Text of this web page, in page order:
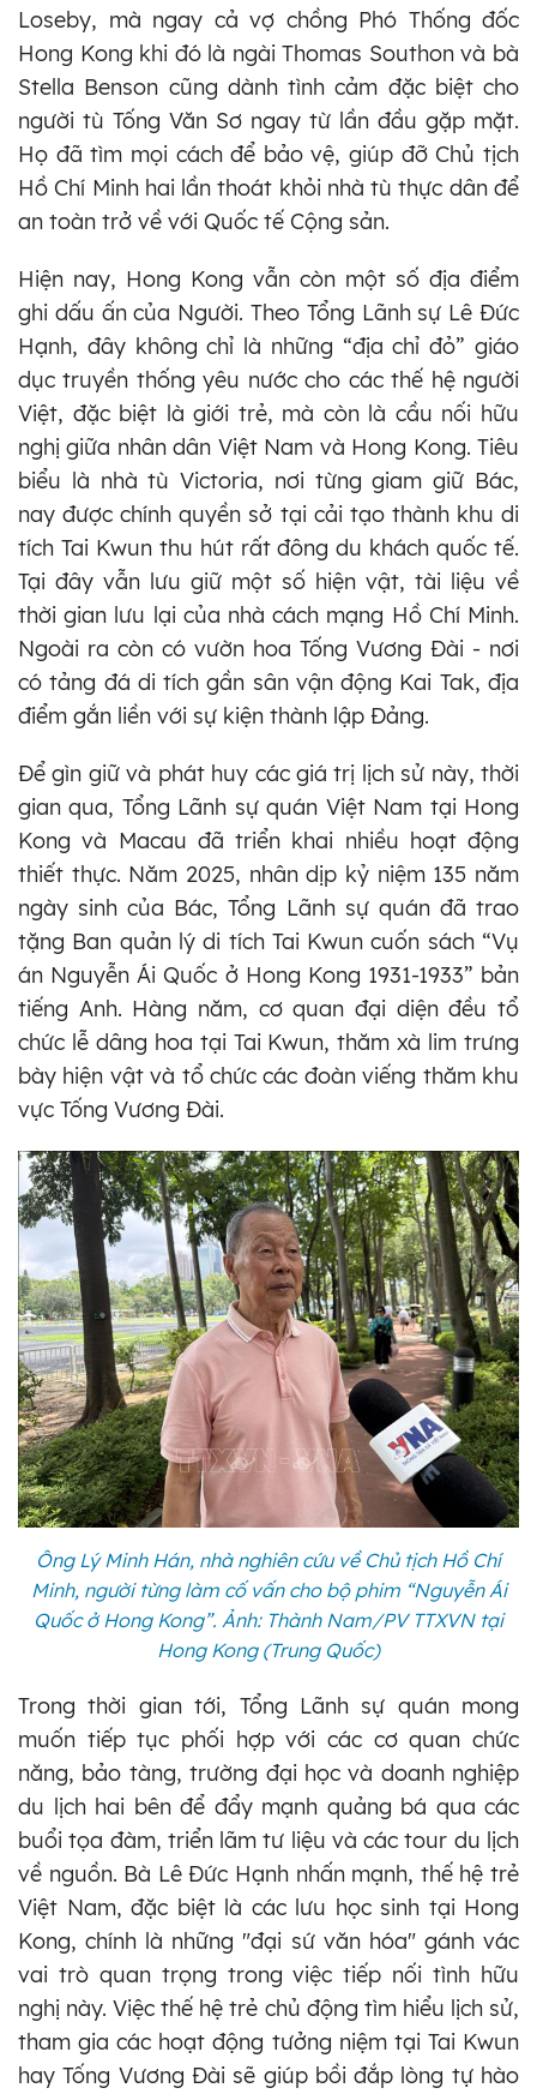
Loseby, mà ngay cả vợ chồng Phó Thống đốc
Hong Kong khi đó là ngài Thomas Southon và bà
Stella Benson cũng dành tình cảm đặc biệt cho
người tù Tống Văn Sơ ngay từ lần đầu gặp mặt.
Họ đã tìm mọi cách để bảo vệ, giúp đỡ Chủ tịch
Hồ Chí Minh hai lần thoát khỏi nhà tù thực dân để
an toàn trở về với Quốc tế Cộng sản.
Hiện nay, Hong Kong vẫn còn một số địa điểm
ghi dấu ấn của Người. Theo Tổng Lãnh sự Lê Đức
Hạnh, đây không chỉ là những “địa chỉ đỏ” giáo
dục truyền thống yêu nước cho các thế hệ người
Việt, đặc biệt là giới trẻ, mà còn là cầu nối hữu
nghị giữa nhân dân Việt Nam và Hong Kong. Tiêu
biểu là nhà tù Victoria, nơi từng giam giữ Bác,
nay được chính quyền sở tại cải tạo thành khu di
tích Tai Kwun thu hút rất đông du khách quốc tế.
Tại đây vẫn lưu giữ một số hiện vật, tài liệu về
thời gian lưu lại của nhà cách mạng Hồ Chí Minh.
Ngoài ra còn có vườn hoa Tống Vương Đài - nơi
có tảng đá di tích gần sân vận động Kai Tak, địa
điểm gắn liền với sự kiện thành lập Đảng.
Để gìn giữ và phát huy các giá trị lịch sử này, thời
gian qua, Tổng Lãnh sự quán Việt Nam tại Hong
Kong và Macau đã triển khai nhiều hoạt động
thiết thực. Năm 2025, nhân dịp kỷ niệm 135 năm
ngày sinh của Bác, Tổng Lãnh sự quán đã trao
tặng Ban quản lý di tích Tai Kwun cuốn sách “Vụ
án Nguyễn Ái Quốc ở Hong Kong 1931-1933” bản
tiếng Anh. Hàng năm, cơ quan đại diện đều tổ
chức lễ dâng hoa tại Tai Kwun, thăm xà lim trưng
bày hiện vật và tổ chức các đoàn viếng thăm khu
vực Tống Vương Đài.
Ông Lý Minh Hán, nhà nghiên cứu về Chủ tịch Hồ Chí
Minh, người từng làm cố vấn cho bộ phim “Nguyễn Ái
Quốc ở Hong Kong”. Ảnh: Thành Nam/PV TTXVN tại
Hong Kong (Trung Quốc)
Trong thời gian tới, Tổng Lãnh sự quán mong
muốn tiếp tục phối hợp với các cơ quan chức
năng, bảo tàng, trường đại học và doanh nghiệp
du lịch hai bên để đẩy mạnh quảng bá qua các
buổi tọa đàm, triển lãm tư liệu và các tour du lịch
về nguồn. Bà Lê Đức Hạnh nhấn mạnh, thế hệ trẻ
Việt Nam, đặc biệt là các lưu học sinh tại Hong
Kong, chính là những "đại sứ văn hóa" gánh vác
vai trò quan trọng trong việc tiếp nối tình hữu
nghị này. Việc thế hệ trẻ chủ động tìm hiểu lịch sử,
tham gia các hoạt động tưởng niệm tại Tai Kwun
hay Tống Vương Đài sẽ giúp bồi đắp lòng tự hào